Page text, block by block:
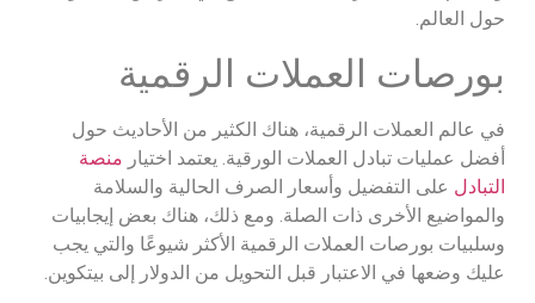
حول العالم.
بورصات العملات الرقمية
في عالم العملات الرقمية، هناك الكثير من الأحاديث حول
أفضل عمليات تبادل العملات الورقية. يعتمد اختيار منصة
التبادل على التفضيل وأسعار الصرف الحالية والسلامة
والمواضيع الأخرى ذات الصلة. ومع ذلك، هناك بعض إيجابيات
وسلبيات بورصات العملات الرقمية الأكثر شيوعًا والتي يجب
عليك وضعها في الاعتبار قبل التحويل من الدولار إلى بيتكوين.